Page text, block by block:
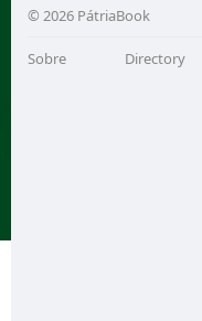
© 2026 PátriaBook
Sobre Directory